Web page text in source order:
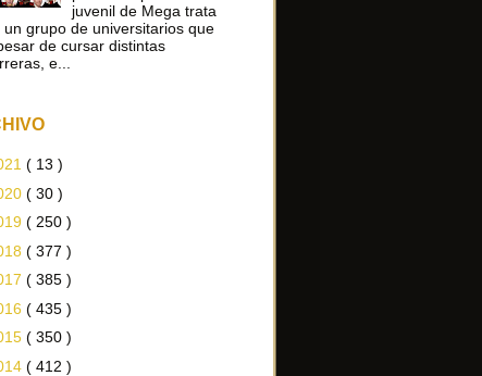
juvenil de Mega trata
un grupo de universitarios que
de cursar distintas
e...
( 13 )
( 30 )
( 250 )
( 377 )
( 385 )
( 435 )
( 350 )
( 412 )